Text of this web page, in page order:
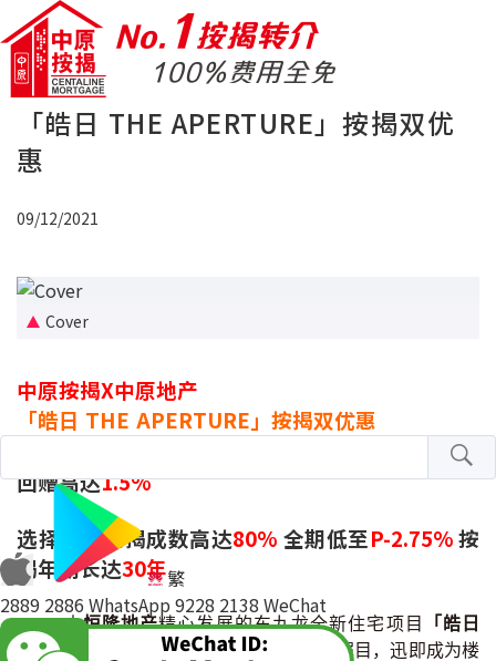
繁
2889 2886 WhatsApp 9228 2138 WeChat
「皓日 THE APERTURE」按揭双优
惠
09/12/2021
Cover
中原按揭X中原地产
「皓日 THE APERTURE」按揭双优惠
现金
回赠高达1.5%
选择二：按揭成数高达80% 全期低至P-2.75%按
揭年期长达30年
由恒隆地产精心发展的东九龙全新住宅项目
「皓日
THE APERTURE」，登场以来备受市场瞩目，迅即成为楼